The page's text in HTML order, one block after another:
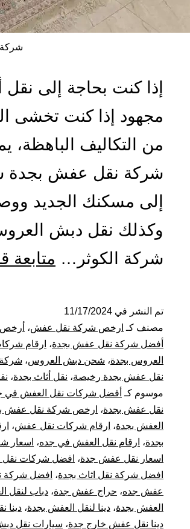
إذا كنت بحاجة إلى
مجهود إذا كنت تخشى
من التكاليف الباهظة،
شركة نقل عفش بجدة
إلى مسكنك الجديد
وكذلك نقل دبش
شركة الكوثر… متابعة
تم النشر في 11/17/2024
مصنف كـ ارخص شركة نقل عفش،
أفضل شركة نقل عفش بجدة، ارقام
العروس بجدة، شحن دبش العروس،
نقل عفش بجدة رخيصة، نقل أثاث بجدة،
موسوم كـ أفضل شركات نقل العفش في
نقل عفش بجدة، ارخص شركة نقل عفش
العفش بجدة، ارقام شركات نقل عفش،
بجدة، ارقام نقل العفش في جده، اسعار
اسعار نقل عفش جدة، افضل شركات نقل
افضل شركة نقل اثاث بجدة، افضل شركة
عفش جده، حراج عفش جدة، دباب لنقل
العفش بجدة، دينا لنقل العفش بجدة، دينا
دينا نقل عفش خارج جدة، سيارات نقل